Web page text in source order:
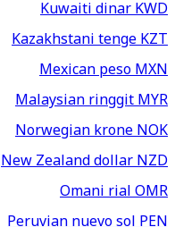
Kuwaiti dinarKWD
Kazakhstani tengeKZT
Mexican pesoMXN
Malaysian ringgitMYR
Norwegian kroneNOK
New Zealand dollarNZD
Omani rialOMR